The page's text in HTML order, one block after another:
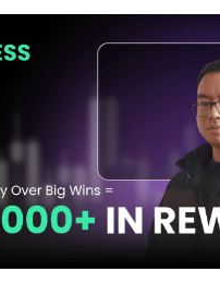
DE NEGOCIAÇÃO
ECONÓMICO
Inscrever-se